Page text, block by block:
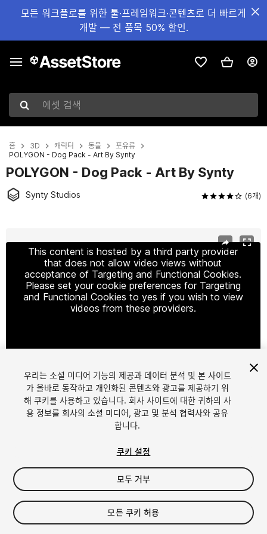
모든 워크플로를 위한 툴·프레임워크·콘텐츠로 더 빠르게
개발 — 전 품목 50% 할인.
에셋 검색
홈 3D 캐릭터 동물
포유류
POLYGON - Dog Pack - Art By Synty
POLYGON - Dog Pack - Art By Synty
Synty Studios (6개)
This content is hosted by a third party provider
that does not allow video views without
acceptance of Targeting and Functional Cookies.
Please set your cookie preferences for Targeting
and Functional Cookies to yes if you wish to view
videos from these providers.
1/17
$99.99
세금/부가세는 결제 시 반영됩니다.
우리는 소셜 미디어 기능의 제공과 데이터 분석 및 본 사이트
가 올바로 동작하고 개인화된 콘텐츠와 광고를 제공하기 위
해 쿠키를 사용하고 있습니다. 회사 사이트에 대한 귀하의 사
용 정보를 회사의 소셜 미디어, 광고 및 분석 협력사와 공유
합니다.
쿠키 설정
모두 거부
모든 쿠키 허용